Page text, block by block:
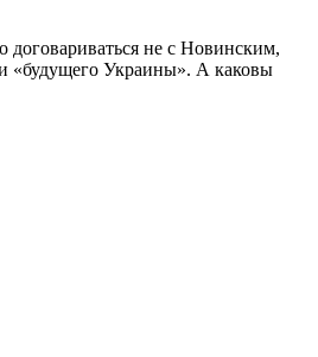
не с Новинским,
«будущего Украины». А каковы